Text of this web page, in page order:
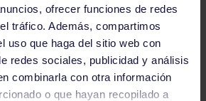
ofrecer funciones de redes
tráfico. Además, compartimos
uso que haga del sitio web con
redes sociales, publicidad y análisis
combinarla con otra información
o que hayan recopilado a
2026